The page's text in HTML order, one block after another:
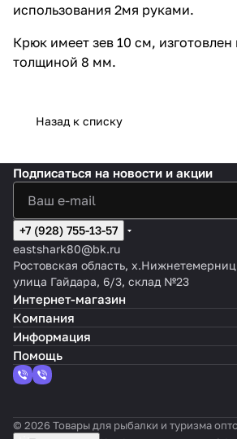
использования 2мя руками.
Крюк имеет зев 10 см, изготовлен
толщиной 8 мм.
Назад к списку
Подписаться на новости и акции
+7 (928) 755-13-57
eastshark80@bk.ru
Ростовская область,
улица Гайдара, 6/3, склад №23
Интернет-магазин
Компания
Информация
Помощь
© 2026 Товары для рыбалки и туризма